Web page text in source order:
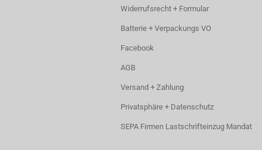
Widerrufsrecht + Formular
Batterie + Verpackungs VO
Facebook
AGB
Versand + Zahlung
Privatsphäre + Datenschutz
SEPA Firmen Lastschrifteinzug Mandat